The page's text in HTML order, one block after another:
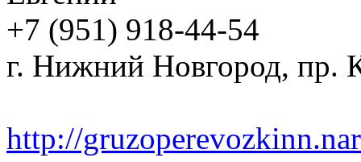
+7 (951) 918-44-54
г. Нижний Новгород, пр.
http://